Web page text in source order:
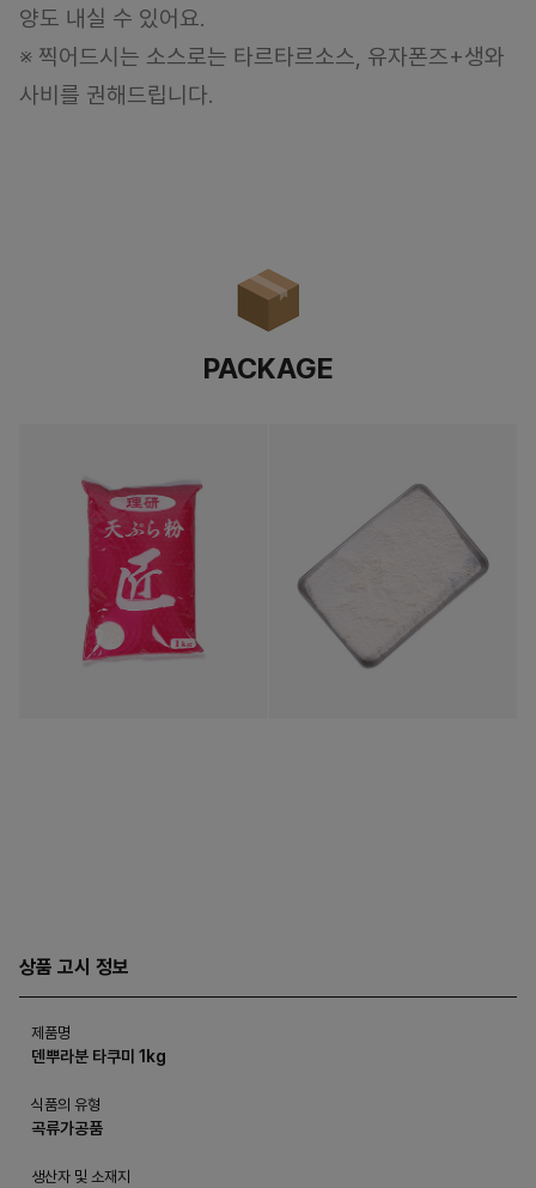
양도 내실 수 있어요.
※ 찍어드시는 소스로는 타르타르소스, 유자폰즈+생와
사비를 권해드립니다.
PACKAGE
상품 고시 정보
제품명
덴뿌라분 타쿠미 1kg
식품의 유형
곡류가공품
생산자 및 소재지